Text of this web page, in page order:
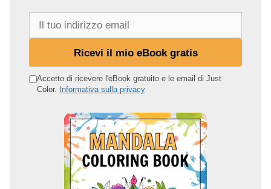
o
Ricevi il mio eBook gratis
Accetto di ricevere l'eBook gratuito e le email di Just
Color. Informativa sulla privacy